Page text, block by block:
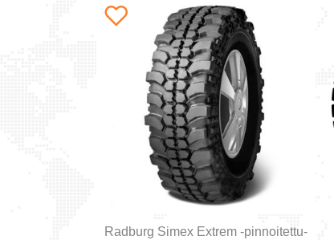
Radburg Simex Extrem -pinnoitettu-